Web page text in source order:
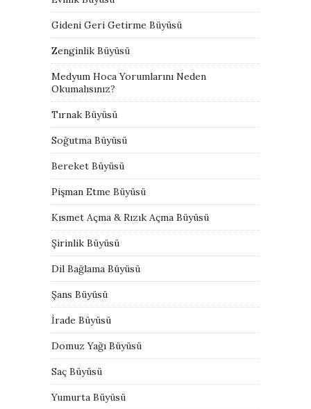
Gideni Geri Getirme Büyüsü
Zenginlik Büyüsü
Medyum Hoca Yorumlarını Neden
Okumalısınız?
Tırnak Büyüsü
Soğutma Büyüsü
Bereket Büyüsü
Pişman Etme Büyüsü
Kısmet Açma & Rızık Açma Büyüsü
Şirinlik Büyüsü
Dil Bağlama Büyüsü
Şans Büyüsü
İrade Büyüsü
Domuz Yağı Büyüsü
Saç Büyüsü
Yumurta Büyüsü